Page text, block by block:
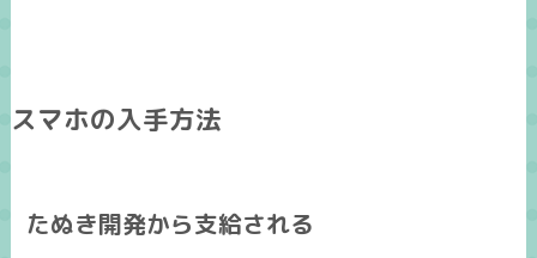
スマホの入手方法
たぬき開発から支給される